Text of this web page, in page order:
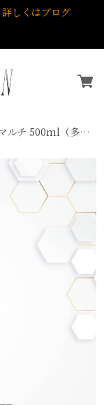
しくはブログ
【igl coatings ecoclean MULTI】マルチ 500ml（多目的クリーナー）igl coatings Japan